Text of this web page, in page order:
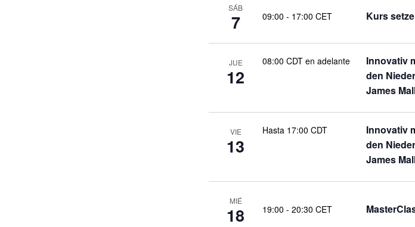
SÁB
7 09:00 - 17:00 CET Kurs
JUE
12
08:00 CDT en adelante
Innovativ
den
James
VIE
13
Hasta 17:00 CDT
Innovativ
den
James
MIÉ
18 19:00 - 20:30 CET